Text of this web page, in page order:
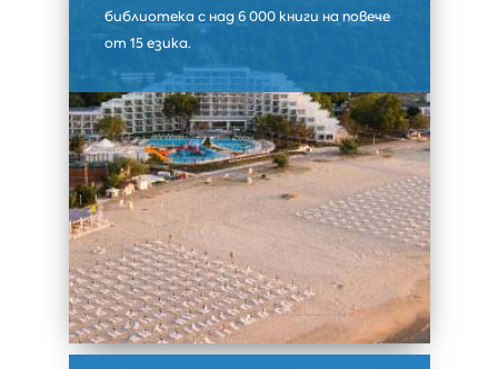
библиотека с над 6 000 книги на повече
от 15 езика.